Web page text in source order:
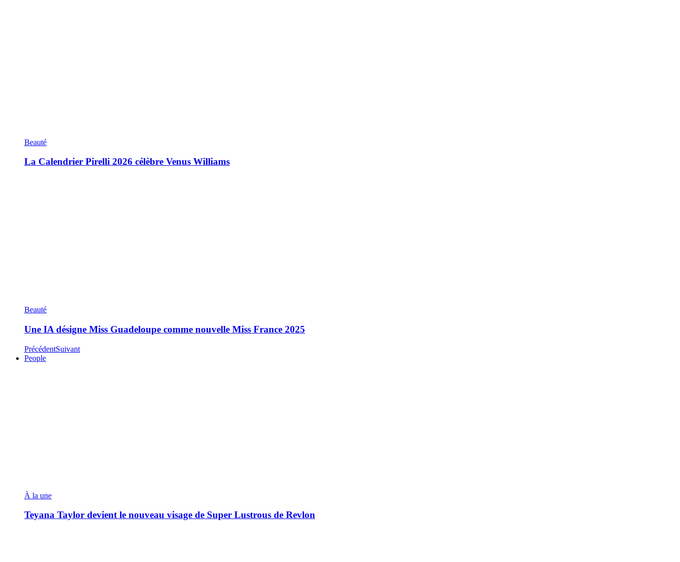
Beauté
La Calendrier Pirelli 2026 célèbre Venus Williams
Beauté
Une IA désigne Miss Guadeloupe comme nouvelle Miss France 2025
PrécédentSuivant
People
À la une
Teyana Taylor devient le nouveau visage de Super Lustrous de Revlon